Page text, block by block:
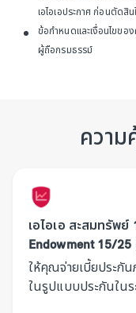
เอไอเอประกาศ ก่อนตัดสิ
ข้อกำหนดและเงื่อนไขขอ
ผู้ถือกรมธรรม์
ความ
เอไอเอ สะสมทรัพ
Endowment 15/25
ให้คุณจ่ายเบี้ยประกัน
ในรูปแบบประกันในร